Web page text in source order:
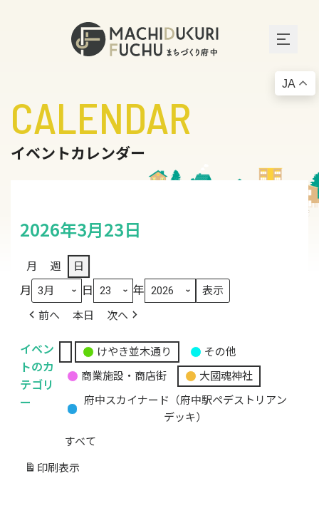
CALENDAR
イベントカレンダー
2026年3月23日
月 週 日
月 日 年
前へ 本日 次へ
イベン
トのカ
テゴリ
ー
無
題
カ
ゴ
リ
けやき並木通り
その他
商業施設・商店街
大國魂神社
府中スカイナード（府中駅ペデストリアン
デッキ）
すべて
印刷 表示
JA